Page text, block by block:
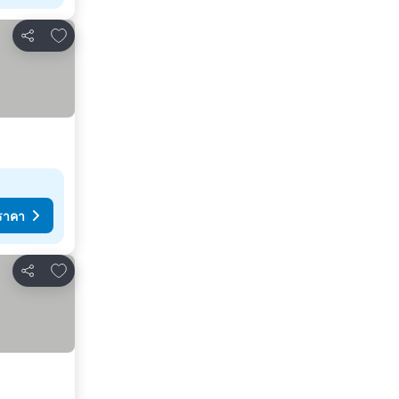
แชร์
เพิ่มในรายการโปรด
คา
แชร์
เพิ่มในรายการโปรด